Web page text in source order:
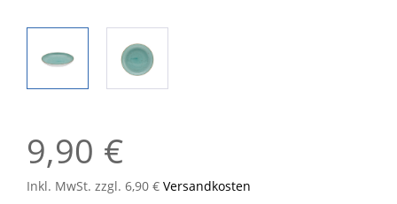
9,90 €
Inkl. MwSt. zzgl. 6,90 € Versandkosten